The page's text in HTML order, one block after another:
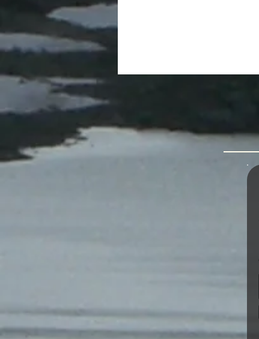
The Woven Continuum